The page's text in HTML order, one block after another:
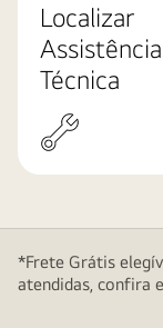
Localizar
Assistência
Técnica
*Frete Grátis
atendidas, confira